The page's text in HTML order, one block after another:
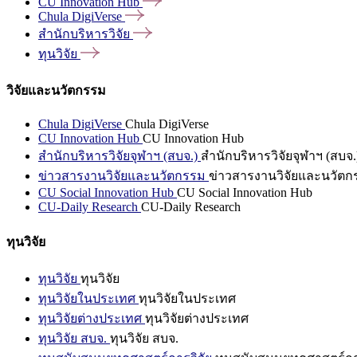
Chula DigiVerse
สำนักบริหารวิจัย
ทุนวิจัย
วิจัยและนวัตกรรม
Chula DigiVerse Chula DigiVerse
CU Innovation Hub CU Innovation Hub
สำนักบริหารวิจัยจุฬาฯ (สบจ.) สำนักบริหารวิจัยจุฬาฯ (สบจ
ข่าวสารงานวิจัยและนวัตกรรม ข่าวสารงานวิจัยและนวัตก
CU Social Innovation Hub CU Social Innovation Hub
CU-Daily Research CU-Daily Research
ทุนวิจัย
ทุนวิจัย ทุนวิจัย
ทุนวิจัยในประเทศ ทุนวิจัยในประเทศ
ทุนวิจัยต่างประเทศ ทุนวิจัยต่างประเทศ
ทุนวิจัย สบจ. ทุนวิจัย สบจ.